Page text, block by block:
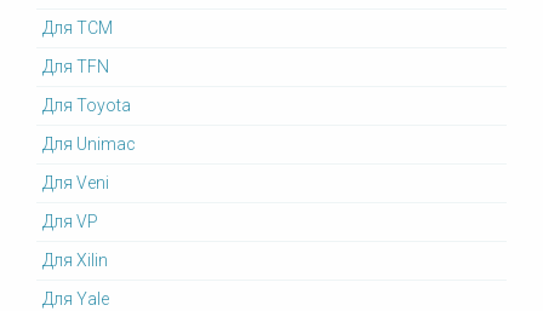
Для TCM
Для TFN
Для Toyota
Для Unimac
Для Veni
Для VP
Для Xilin
Для Yale